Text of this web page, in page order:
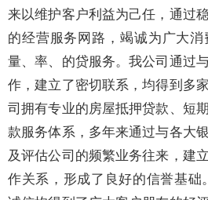
来以维护客户利益为己任，通过
的经营服务网路，竭诚为广大
量、率、的贷服务。我公司通过
作，建立了密切联系，均得到多
司拥有专业的房屋抵押贷款、短
款服务体系，多年来通过与各大
及评估公司的频繁业务往来，建
作关系，形成了良好的信誉基础